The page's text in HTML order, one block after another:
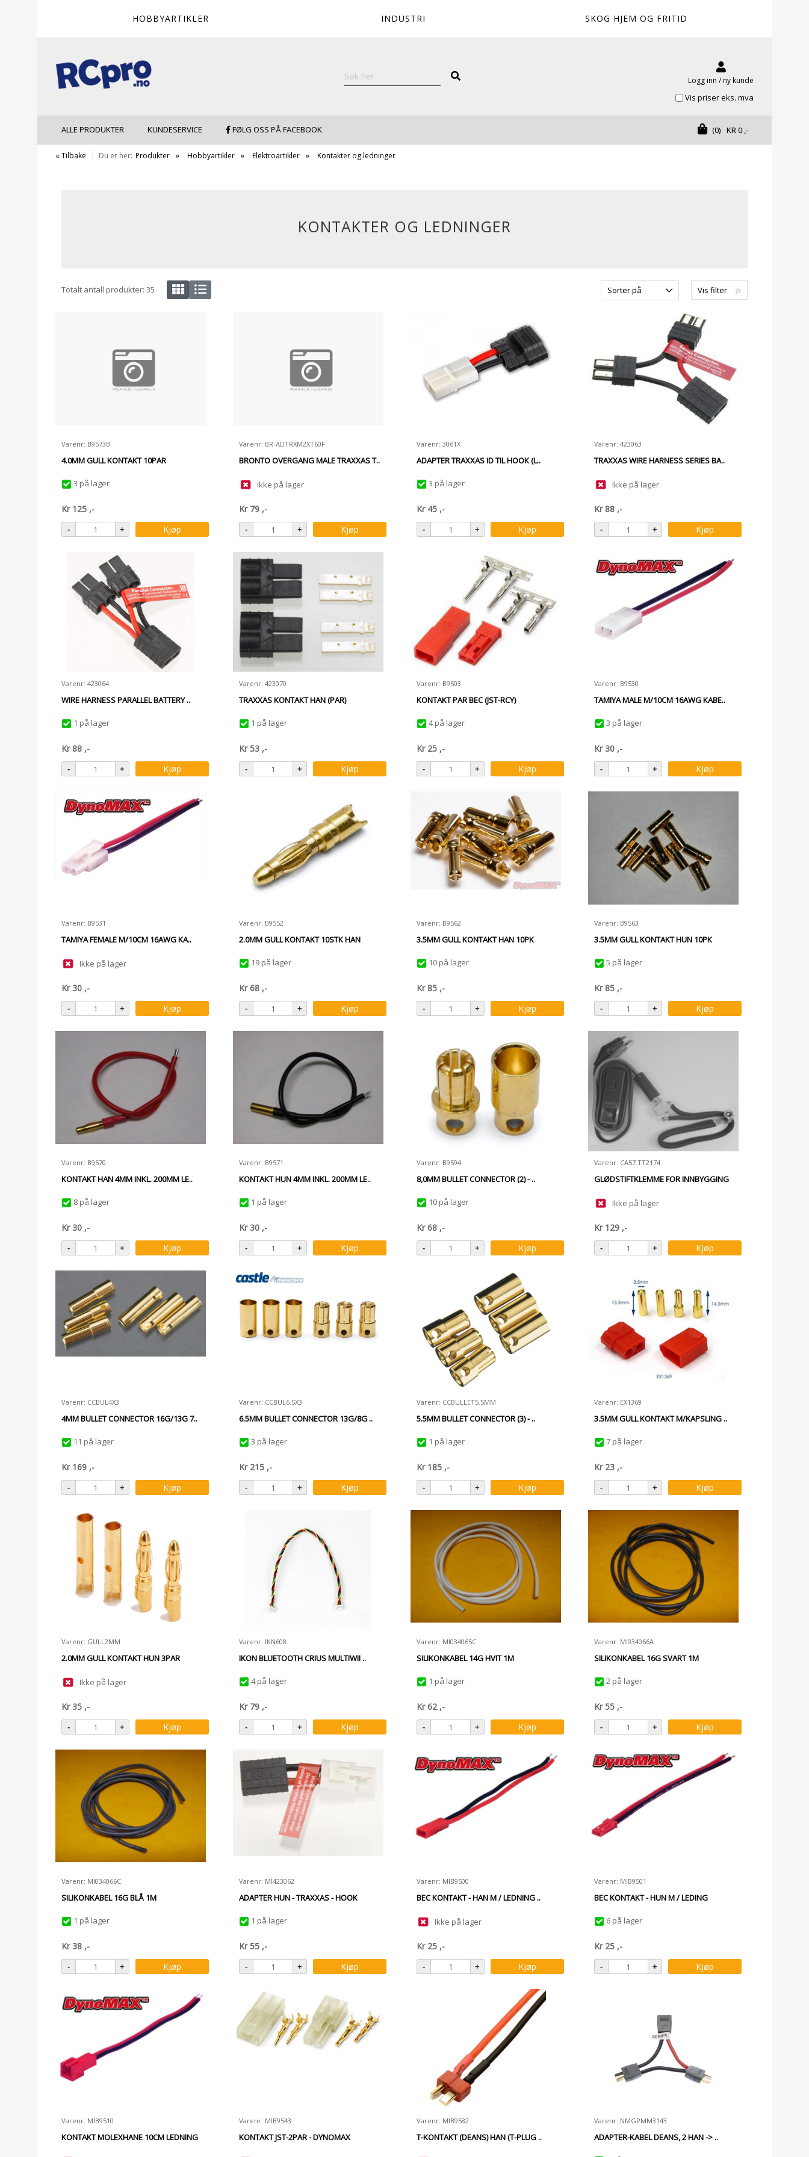
HOBBYARTIKLER INDUSTRI SKOG HJEM OG FRITID
Logg inn / ny kunde
Vis priser eks. mva
ALLE PRODUKTER KUNDESERVICE FØLG OSS PÅ FACEBOOK KR0,-
(0)
« Tilbake Du er her: Produkter Hobbyartikler Elektroartikler Kontakter og ledninger
KONTAKTER OG LEDNINGER
Totalt antall produkter: 35 Vis filter
Sorter på
Varenr: B9573B
4.0MM GULL KONTAKT 10PAR
3 på lager
Kr 125 ,-
Kjøp
Varenr: BR-ADTRXM2XT60F
BRONTO OVERGANG MALE TRAXXAS T..
Ikke på lager
Kr 79 ,-
Kjøp
Varenr: 3061X
ADAPTER TRAXXAS ID TIL HOOK (L..
3 på lager
Kr 45 ,-
Kjøp
Varenr: 423063
TRAXXAS WIRE HARNESS SERIES BA..
Ikke på lager
Kr 88 ,-
Kjøp
Varenr: 423064
WIRE HARNESS PARALLEL BATTERY ..
1 på lager
Kr 88 ,-
Kjøp
Varenr: 423070
TRAXXAS KONTAKT HAN (PAR)
1 på lager
Kr53 ,-
Kjøp
Varenr: B9503
KONTAKT PAR BEC (JST-RCY)
4 på lager
Kr 25 ,-
Kjøp
Varenr: B9530
TAMIYA MALE M/10CM 16AWG KABE..
3 på lager
Kr30 ,-
Kjøp
Varenr: B9531
TAMIYA FEMALE M/10CM 16AWG KA..
Ikke på lager
Kr30 ,-
Kjøp
Varenr: B9552
2.0MM GULL KONTAKT 10STK HAN
19 på lager
Kr68 ,-
Kjøp
Varenr: B9562
3.5MM GULL KONTAKT HAN 10PK
10 på lager
Kr 85 ,-
Kjøp
Varenr: B9563
3.5MM GULL KONTAKT HUN 10PK
5 på lager
Kr 85 ,-
Kjøp
Varenr: B9570
KONTAKT HAN 4MM INKL. 200MM LE..
8 på lager
Kr30 ,-
Kjøp
Varenr: B9571
KONTAKT HUN 4MM INKL. 200MM LE..
1 på lager
Kr30 ,-
Kjøp
Varenr: B9594
8,0MM BULLET CONNECTOR (2) - ..
10 på lager
Kr68 ,-
Kjøp
Varenr: CA57.TT2174
GLØDSTIFTKLEMME FOR INNBYGGING
Ikke på lager
Kr 129 ,-
Kjøp
Varenr: CCBUL4X3
4MM BULLET CONNECTOR 16G/13G 7..
11 på lager
Kr 169 ,-
Kjøp
Varenr: CCBUL6.5X3
6.5MM BULLET CONNECTOR 13G/8G ..
3 på lager
Kr 215 ,-
Kjøp
Varenr: CCBULLET5.5MM
5.5MM BULLET CONNECTOR (3) - ..
1 på lager
Kr 185 ,-
Kjøp
Varenr: EX1369
3.5MM GULL KONTAKT M/KAPSLING ..
7 på lager
Kr 23 ,-
Kjøp
Varenr: GULL2MM
2.0MM GULL KONTAKT HUN 3PAR
Ikke på lager
Kr35 ,-
Kjøp
Varenr: IKN608
IKON BLUETOOTH CRIUS MULTIWII ..
4 på lager
Kr 79 ,-
Kjøp
Varenr: MI034065C
SILIKONKABEL 14G HVIT 1M
1 på lager
Kr62 ,-
Kjøp
Varenr: MI034066A
SILIKONKABEL 16G SVART 1M
2 på lager
Kr55 ,-
Kjøp
Varenr: MI034066C
SILIKONKABEL 16G BLÅ 1M
1 på lager
Kr38 ,-
Kjøp
Varenr: MI423062
ADAPTER HUN - TRAXXAS - HOOK
1 på lager
Kr55 ,-
Kjøp
Varenr: MIB9500
BEC KONTAKT - HAN M / LEDNING ..
Ikke på lager
Kr 25 ,-
Kjøp
Varenr: MIB9501
BEC KONTAKT - HUN M / LEDING
6 på lager
Kr 25 ,-
Kjøp
Varenr: MIB9510
KONTAKT MOLEXHANE 10CM LEDNING
Varenr: MIB9543
KONTAKT JST-2PAR - DYNOMAX
Varenr: MIB9582
T-KONTAKT (DEANS) HAN (T-PLUG ..
Varenr: NMGPMM3143
ADAPTER-KABEL DEANS, 2 HAN -> ..